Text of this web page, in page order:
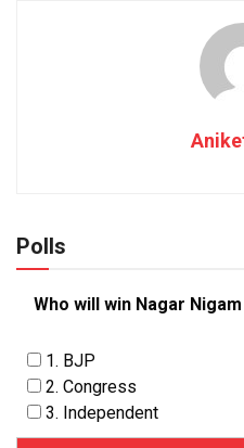
Polls
Who will win Nagar
1. BJP
2. Congress
3. Independent